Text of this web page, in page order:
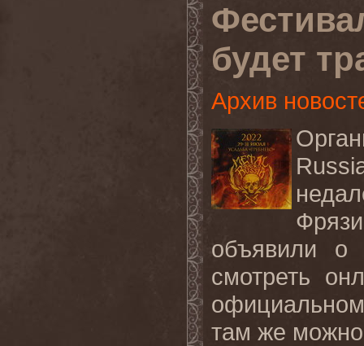
будет
Архив
объявили о
смотреть
там же